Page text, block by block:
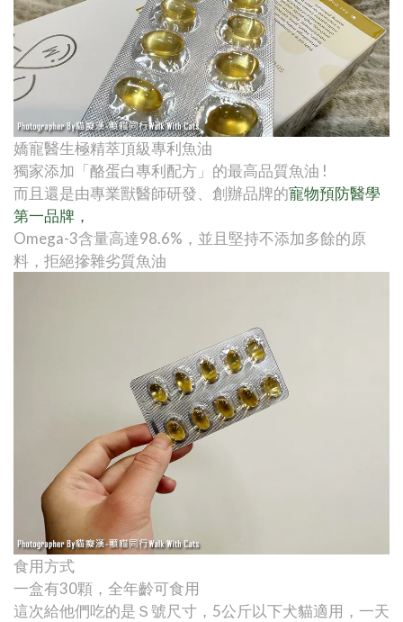
嬌寵醫生極精萃頂級專利魚油
獨家添加「酪蛋白專利配方」的最高品質魚油 !
而且還是由專業獸醫師研發、創辦品牌的寵物預防醫學
第一品牌，
Omega-3含量高達98.6%，並且堅持不添加多餘的原
料，拒絕摻雜劣質魚油
食用方式
一盒有30顆，全年齡可食用
這次給他們吃的是Ｓ號尺寸，5公斤以下犬貓適用，一天